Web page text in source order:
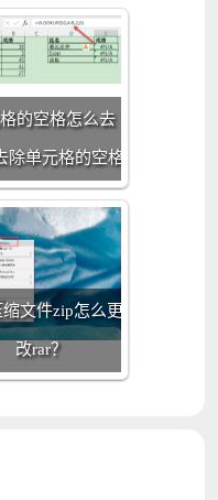
的空格怎么去
除单元格的空格
文件zip怎么更
改rar？